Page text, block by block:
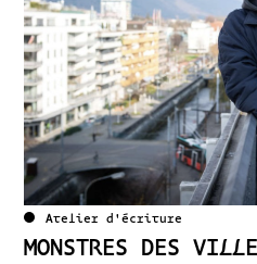
Atelier d'écriture
MONSTRES DES